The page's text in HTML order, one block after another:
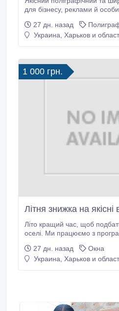
для бізнесу, реклами й особистих потреб. Виконую
наліпок, стікерів, етикеток, плакатів та іншої
рекламної продукції з
пропоную оптимальне
27 дн. назад
Украина, Харьков и
1 000 грн.
Літня знижка на якісні
Літо кращий час, щоб подбати про затишок у вашій
оселі. Ми працюємо з
профільних системах VEKA, REHAU, WDS, москітні
сітки, підвіконня, жалюзі. Займаємось заміною
27 дн. назад
Окна
Украина, Харьков и